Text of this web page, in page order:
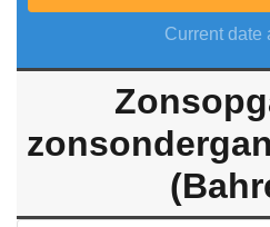
Current date